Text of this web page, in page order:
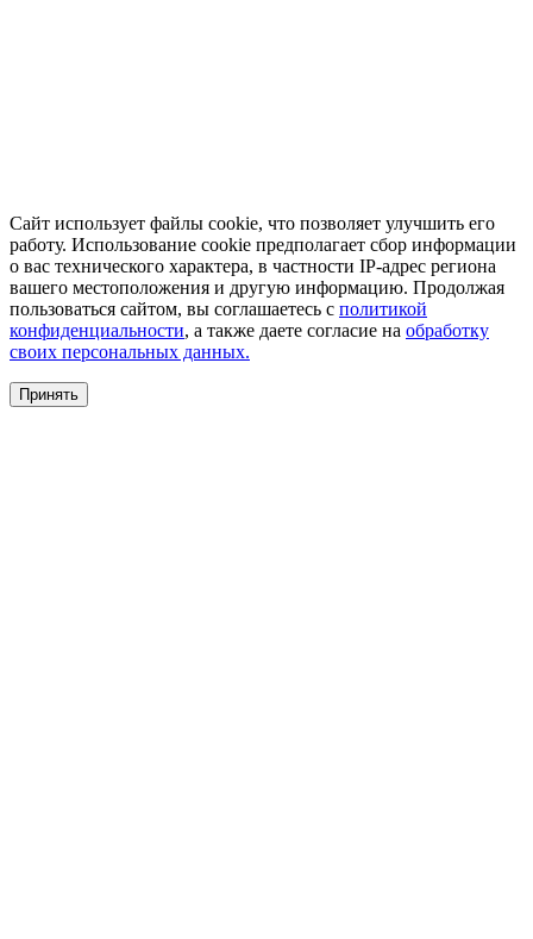
Сайт использует файлы cookie, что позволяет улучшить его
работу. Использование cookie предполагает сбор информации
о вас технического характера, в частности IP-адрес региона
вашего местоположения и другую информацию. Продолжая
пользоваться сайтом, вы соглашаетесь с политикой
конфиденциальности, а также даете согласие на обработку
своих персональных данных.
Принять